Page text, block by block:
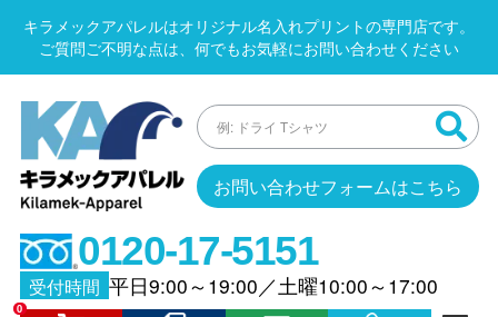
キラメックアパレルはオリジナル名入れプリントの専門店です。
ご質問ご不明な点は、何でもお気軽にお問い合わせください
お問い合わせフォームはこちら
0120-17-5151
受付時間 平日9:00～19:00／土曜10:00～17:00
0